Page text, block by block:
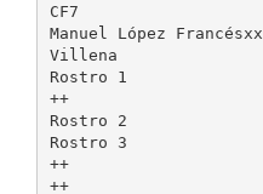
CF7
Manuel López Francésxx
Villena
Rostro 1
++
Rostro 2
Rostro 3
++
++